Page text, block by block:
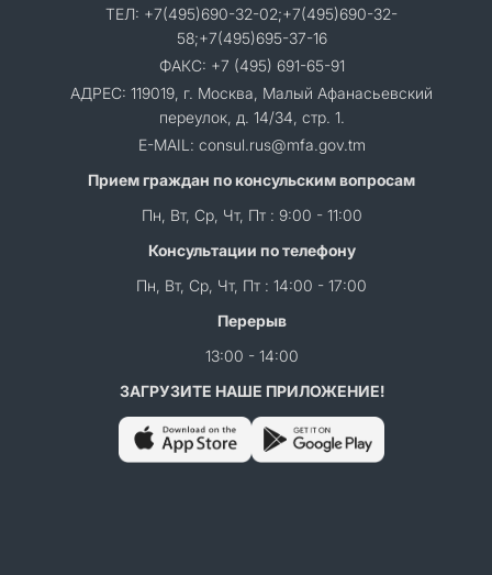
ТЕЛ: +7(495)690-32-02;+7(495)690-32-
58;+7(495)695-37-16
ФАКС: +7 (495) 691-65-91
АДРЕС: 119019, г. Москва, Малый Афанасьевский
переулок, д. 14/34, стр. 1.
E-MAIL: consul.rus@mfa.gov.tm
Прием граждан по консульским вопросам
Пн, Вт, Ср, Чт, Пт : 9:00 - 11:00
Консультации по телефону
Пн, Вт, Ср, Чт, Пт : 14:00 - 17:00
Перерыв
13:00 - 14:00
ЗАГРУЗИТЕ НАШЕ ПРИЛОЖЕНИЕ!